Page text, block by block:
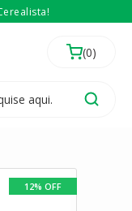
de São Paulo!
atacado
12% OFF